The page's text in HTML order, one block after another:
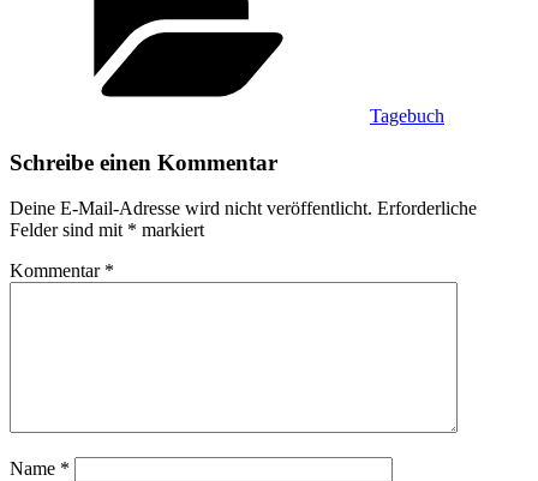
Tagebuch
Schreibe einen Kommentar
Deine E-Mail-Adresse wird nicht veröffentlicht. Erforderliche
Felder sind mit * markiert
Kommentar *
Name *